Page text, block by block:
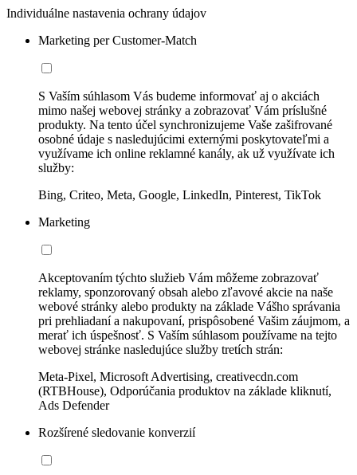
Individuálne nastavenia ochrany údajov
Marketing per Customer-Match
S Vaším súhlasom Vás budeme informovať aj o akciách
mimo našej webovej stránky a zobrazovať Vám príslušné
produkty. Na tento účel synchronizujeme Vaše zašifrované
osobné údaje s nasledujúcimi externými poskytovateľmi a
využívame ich online reklamné kanály, ak už využívate ich
služby:
Bing, Criteo, Meta, Google, LinkedIn, Pinterest, TikTok
Marketing
Akceptovaním týchto služieb Vám môžeme zobrazovať
reklamy, sponzorovaný obsah alebo zľavové akcie na naše
webové stránky alebo produkty na základe Vášho správania
pri prehliadaní a nakupovaní, prispôsobené Vašim záujmom, a
merať ich úspešnosť. S Vaším súhlasom používame na tejto
webovej stránke nasledujúce služby tretích strán:
Meta-Pixel, Microsoft Advertising, creativecdn.com
(RTBHouse), Odporúčania produktov na základe kliknutí,
Ads Defender
Rozšírené sledovanie konverzií